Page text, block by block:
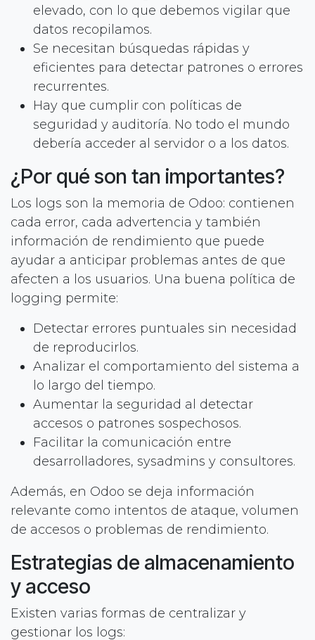
elevado, con lo que debemos vigilar que
datos recopilamos.
Se necesitan búsquedas rápidas y
eficientes para detectar patrones o errores
recurrentes.
Hay que cumplir con políticas de
seguridad y auditoría. No todo el mundo
debería acceder al servidor o a los datos.
¿Por qué son tan importantes?
Los logs son la memoria de Odoo: contienen
cada error, cada advertencia y también
información de rendimiento que puede
ayudar a anticipar problemas antes de que
afecten a los usuarios. Una buena política de
logging permite:
Detectar errores puntuales sin necesidad
de reproducirlos.
Analizar el comportamiento del sistema a
lo largo del tiempo.
Aumentar la seguridad al detectar
accesos o patrones sospechosos.
Facilitar la comunicación entre
desarrolladores, sysadmins y consultores.
Además, en Odoo se deja información
relevante como intentos de ataque, volumen
de accesos o problemas de rendimiento.
Estrategias de almacenamiento
y acceso
Existen varias formas de centralizar y
gestionar los logs: